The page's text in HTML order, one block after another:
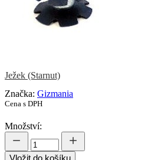
Ježek (Starnut)
Značka: Gizmania
Cena s DPH
Množství: